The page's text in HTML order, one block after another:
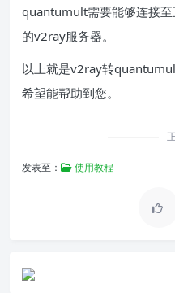
quantumult需要能够连接
的v2ray服务器。
以上就是v2ray转
希望能帮助到您。
发表至： 使用教程